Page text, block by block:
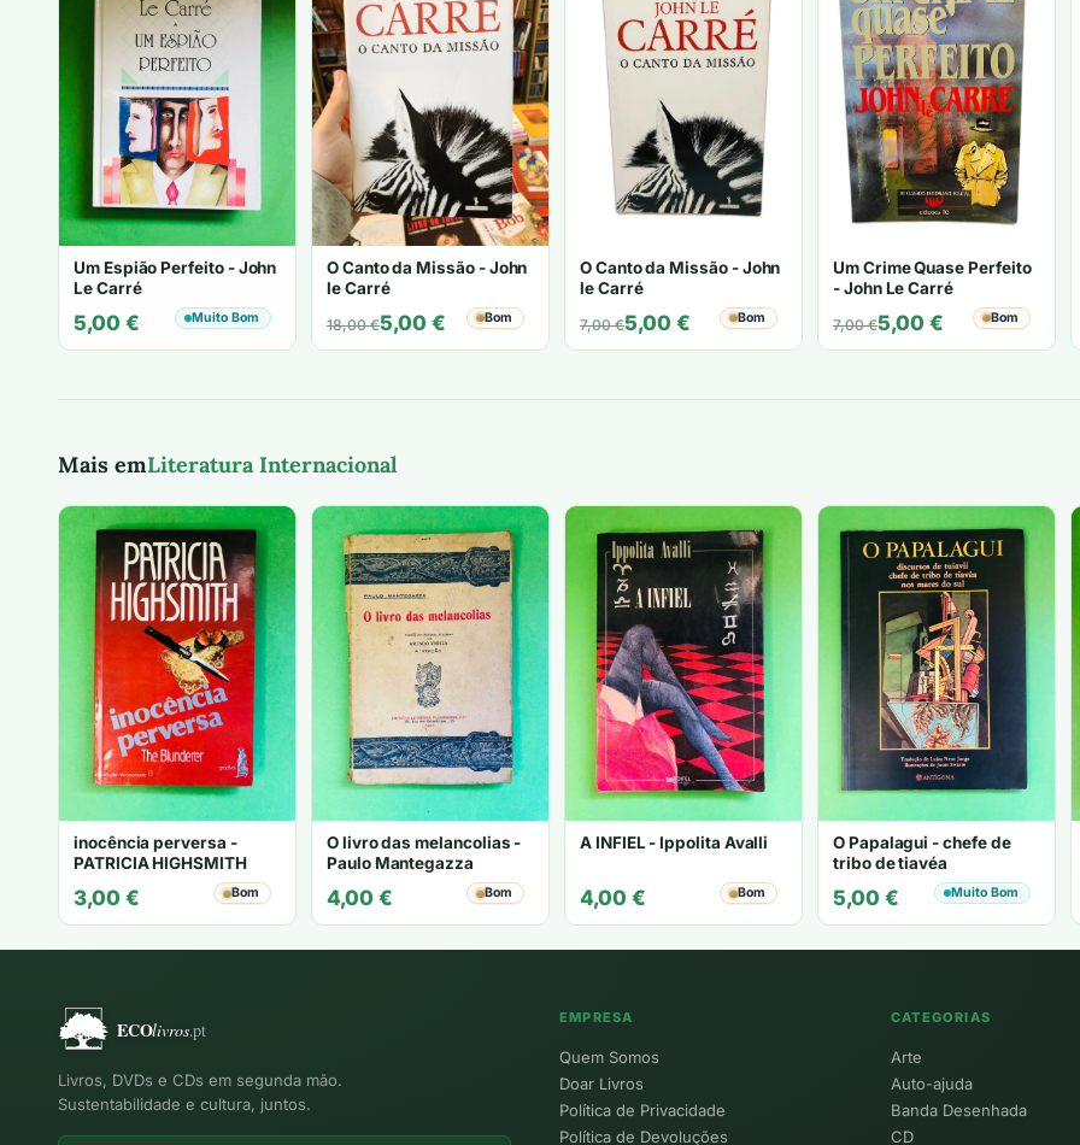
Um Espião Perfeito - John
Le Carré
5,00 € Muito Bom
O Canto da Missão - John
le Carré
18,00€
O
preço
5,00 €
O
preço
Bom
O Canto da Missão - John
le Carré
7,00€
O
preço
5,00 €
O
preço
Bom
Um Crime Quase Perfeito
- John Le Carré
7,00€
O
preço
5,00 €
O
preço
Bom
Mais emLiteratura Internacional
inocência perversa -
PATRICIA HIGHSMITH
3,00 € Bom
O livro das melancolias -
Paulo Mantegazza
4,00 € Bom
A INFIEL - Ippolita Avalli
4,00 € Bom
O Papalagui - chefe de
tribo de tiavéa
5,00 € Muito Bom
Livros, DVDs e CDs em segunda mão.
Sustentabilidade e cultura, juntos.
EMPRESA
Quem Somos
Doar Livros
Política de Privacidade
Política de Devoluções
CATEGORIAS
Arte
Auto-ajuda
Banda Desenhada
CD